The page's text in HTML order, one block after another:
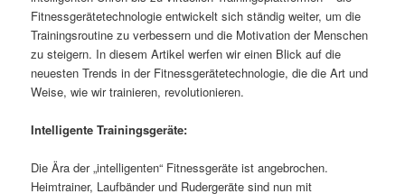
Fitnessgerätetechnologie entwickelt sich ständig weiter, um die
Trainingsroutine zu verbessern und die Motivation der Menschen
zu steigern. In diesem Artikel werfen wir einen Blick auf die
neuesten Trends in der Fitnessgerätetechnologie, die die Art und
Weise, wie wir trainieren, revolutionieren.
Intelligente Trainingsgeräte:
Die Ära der „intelligenten“ Fitnessgeräte ist angebrochen.
Heimtrainer, Laufbänder und Rudergeräte sind nun mit